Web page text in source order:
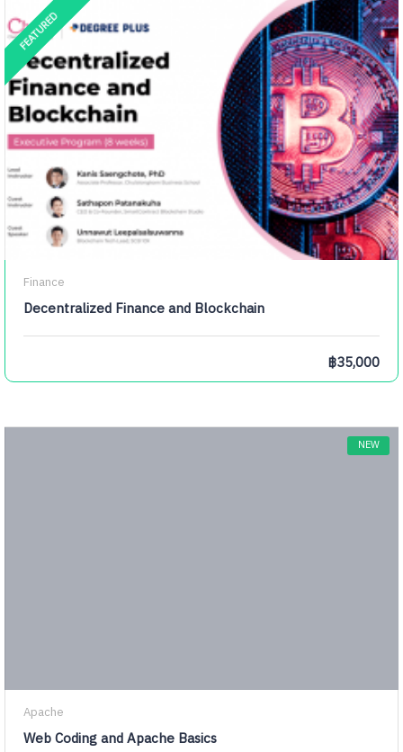
FEATURED
Finance
Decentralized Finance and Blockchain
฿35,000
NEW
Apache
Web Coding and Apache Basics